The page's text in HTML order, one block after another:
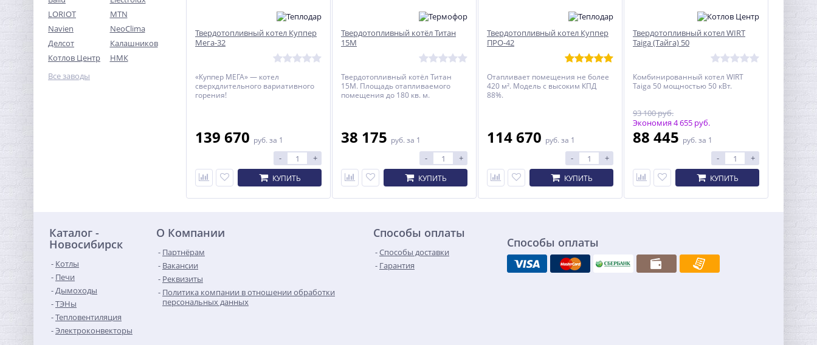
LORIOT
MTN
Navien
NeoClima
Делсот
Калашников
Котлов Центр
НМК
Все заводы
Твердотопливный котел Куппер
Мега-32
«Куппер МЕГА» — котел
сверхдлительного вариативного
горения!
139 670 руб. за 1
- +
КУПИТЬ
Твердотопливный котёл Титан
15М
Твердотопливный котёл Титан
15М. Площадь отапливаемого
помещения до 180 кв. м.
38 175 руб. за 1
- +
КУПИТЬ
Твердотопливный котел Куппер
ПРО-42
Отапливает помещения не более
420 м². Модель с высоким КПД
88%.
114 670 руб. за 1
- +
КУПИТЬ
Твердотопливный котел WIRT
Taiga (Тайга) 50
Комбинированный котел WIRT
Taiga 50 мощностью 50 кВт.
93 100 руб.
Экономия 4 655 руб.
88 445 руб. за 1
- +
КУПИТЬ
Каталог -
Новосибирск
Котлы
Печи
Дымоходы
ТЭНы
Тепловентиляция
Электроконвекторы
О Компании
Партнёрам
Вакансии
Реквизиты
Политика компании в отношении обработки
персональных данных
Способы оплаты
Способы доставки
Гарантия
Способы оплаты